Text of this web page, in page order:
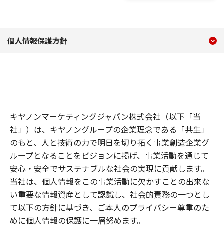
キヤノンマーケティング
個人情報保護方針
キヤノンマーケティングジャパン株式会社（以下「当
社」）は、キヤノングループの企業理念である「共生」
のもと、人と技術の力で明日を切り拓く事業創造企業グ
ループとなることをビジョンに掲げ、事業活動を通じて
安心・安全でサステナブルな社会の実現に貢献します。
当社は、個人情報をこの事業活動に欠かすことの出来な
い重要な情報資産として認識し、社会的責務の一つとし
て以下の方針に基づき、ご本人のプライバシー尊重のた
めに個人情報の保護に一層努めます。